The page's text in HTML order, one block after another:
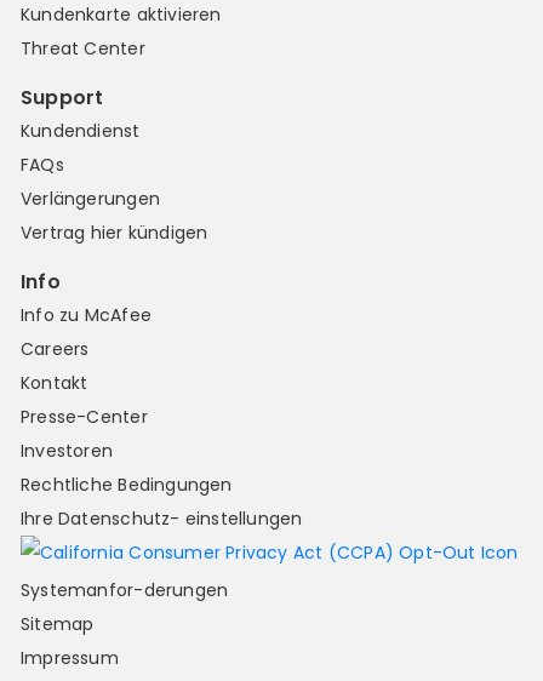
Kundenkarte aktivieren
Threat Center
Support
Kundendienst
FAQs
Verlängerungen
Vertrag hier kündigen
Info
Info zu McAfee
Careers
Kontakt
Presse-Center
Investoren
Rechtliche Bedingungen
Ihre Datenschutz- einstellungen
Systemanfor-derungen
Sitemap
Impressum